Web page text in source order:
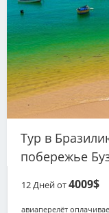
Тур в
побережье
12Дней от4009$
авиаперелёт